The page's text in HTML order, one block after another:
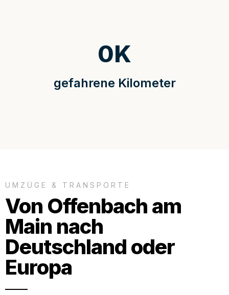
gefahrene Kilometer
0K
UMZÜGE & TRANSPORTE
Von Offenbach am
Main nach
Deutschland oder
Europa